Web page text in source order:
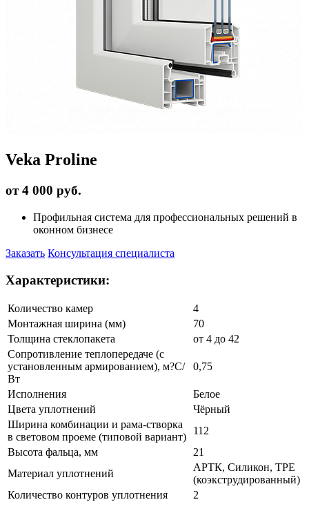
Veka Proline
от 4 000 руб.
Профильная система для профессиональных решений в
оконном бизнесе
Заказать Консультация специалиста
Характеристики:
Количество камер
4
Монтажная ширина (мм)
70
Толщина стеклопакета
от 4 до 42
Сопротивление теплопередаче (с
установленным армированием), м?С/
Вт
0,75
Исполнения
Белое
Цвета уплотнений
Чёрный
Ширина комбинации и рама-створка
в световом проеме (типовой вариант)
112
Высота фальца, мм
21
Материал уплотнений
АРТК, Силикон, ТРЕ
(коэкструдированный)
Количество контуров уплотнения
2